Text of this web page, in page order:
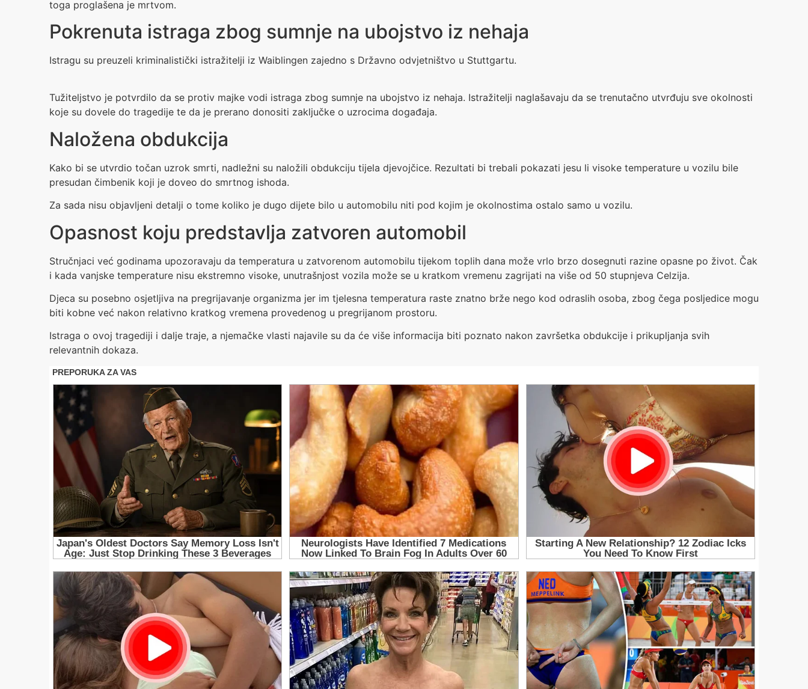
toga proglašena je mrtvom.
Pokrenuta istraga zbog sumnje na ubojstvo iz nehaja
Istragu su preuzeli kriminalistički istražitelji iz Waiblingen zajedno s Državno odvjetništvo u Stuttgartu.
Tužiteljstvo je potvrdilo da se protiv majke vodi istraga zbog sumnje na ubojstvo iz nehaja. Istražitelji naglašavaju da se trenutačno utvrđuju sve okolnosti
koje su dovele do tragedije te da je prerano donositi zaključke o uzrocima događaja.
Naložena obdukcija
Kako bi se utvrdio točan uzrok smrti, nadležni su naložili obdukciju tijela djevojčice. Rezultati bi trebali pokazati jesu li visoke temperature u vozilu bile
presudan čimbenik koji je doveo do smrtnog ishoda.
Za sada nisu objavljeni detalji o tome koliko je dugo dijete bilo u automobilu niti pod kojim je okolnostima ostalo samo u vozilu.
Opasnost koju predstavlja zatvoren automobil
Stručnjaci već godinama upozoravaju da temperatura u zatvorenom automobilu tijekom toplih dana može vrlo brzo dosegnuti razine opasne po život. Čak
i kada vanjske temperature nisu ekstremno visoke, unutrašnjost vozila može se u kratkom vremenu zagrijati na više od 50 stupnjeva Celzija.
Djeca su posebno osjetljiva na pregrijavanje organizma jer im tjelesna temperatura raste znatno brže nego kod odraslih osoba, zbog čega posljedice mogu
biti kobne već nakon relativno kratkog vremena provedenog u pregrijanom prostoru.
Istraga o ovoj tragediji i dalje traje, a njemačke vlasti najavile su da će više informacija biti poznato nakon završetka obdukcije i prikupljanja svih
relevantnih dokaza.